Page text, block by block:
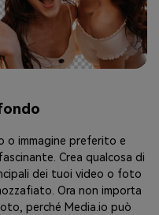
di nuovo da un gruppo
siano testi correlati o
vuoi condividere i tuoi
riservate o personali
farlo per motivi legali.